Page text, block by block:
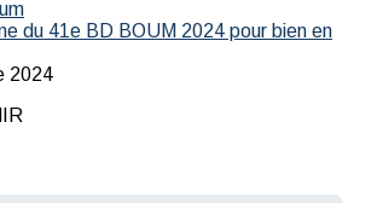
du 41e BD BOUM 2024 pour bien en
2024